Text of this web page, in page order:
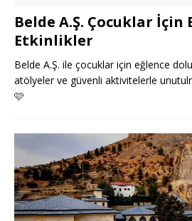
Belde A.Ş. Çocuklar İçin
Etkinlikler
Belde A.Ş. ile çocuklar için eğlence
atölyeler ve güvenli aktivitelerle
🩷